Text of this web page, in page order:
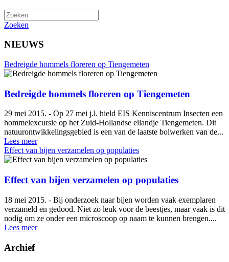
Zoeken
NIEUWS
Bedreigde hommels floreren op Tiengemeten
Bedreigde hommels floreren op Tiengemeten
29 mei 2015. - Op 27 mei j.l. hield EIS Kenniscentrum Insecten een
hommelexcursie op het Zuid-Hollandse eilandje Tiengemeten. Dit
natuurontwikkelingsgebied is een van de laatste bolwerken van de...
Lees meer
Effect van bijen verzamelen op populaties
Effect van bijen verzamelen op populaties
18 mei 2015. - Bij onderzoek naar bijen worden vaak exemplaren
verzameld en gedood. Niet zo leuk voor de beestjes, maar vaak is dit
nodig om ze onder een microscoop op naam te kunnen brengen....
Lees meer
Archief